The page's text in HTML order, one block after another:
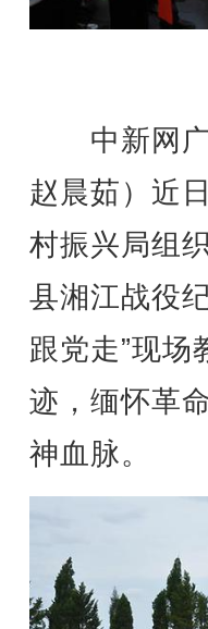
中新网广
赵晨茹）近
村振兴局组
县湘江战役
跟党走”现
迹，缅怀革
神血脉。